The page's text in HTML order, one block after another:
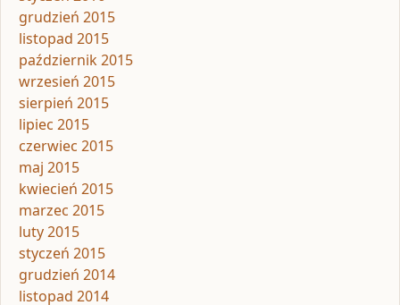
grudzień 2015
listopad 2015
październik 2015
wrzesień 2015
sierpień 2015
lipiec 2015
czerwiec 2015
maj 2015
kwiecień 2015
marzec 2015
luty 2015
styczeń 2015
grudzień 2014
listopad 2014